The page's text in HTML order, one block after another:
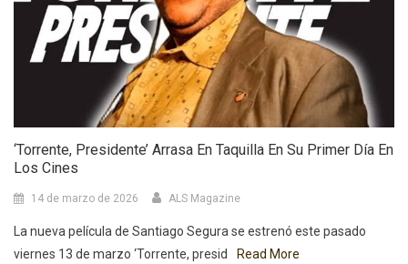
‘Torrente, Presidente’ Arrasa En Taquilla En Su Primer Día En
Los Cines
14 de marzo de 2026 ALS Magazine
La nueva película de Santiago Segura se estrenó este pasado
viernes 13 de marzo ‘Torrente, presid
Read More